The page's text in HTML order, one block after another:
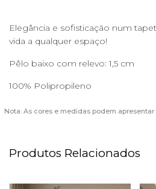
Elegância e sofisticação num
vida a qualquer espaço!
Pêlo baixo com relevo: 1,5 cm
100% Polipropileno
Nota: As cores e medidas podem apresentar
Produtos Relacionados